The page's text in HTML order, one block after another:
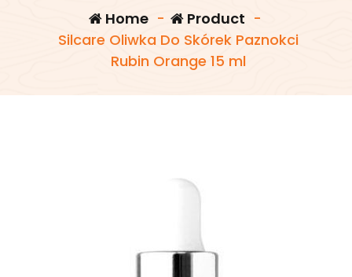
Home- Product -
Silcare Oliwka Do Skórek Paznokci
Rubin Orange 15 ml